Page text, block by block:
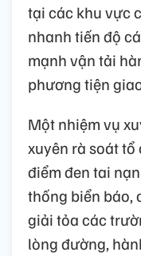
tại các khu vực
nhanh tiến độ
mạnh vận tải
phương tiện
Một nhiệm vụ
xuyên rà soát
điểm đen tai
thống biển báo,
giải tỏa các
lòng đường,